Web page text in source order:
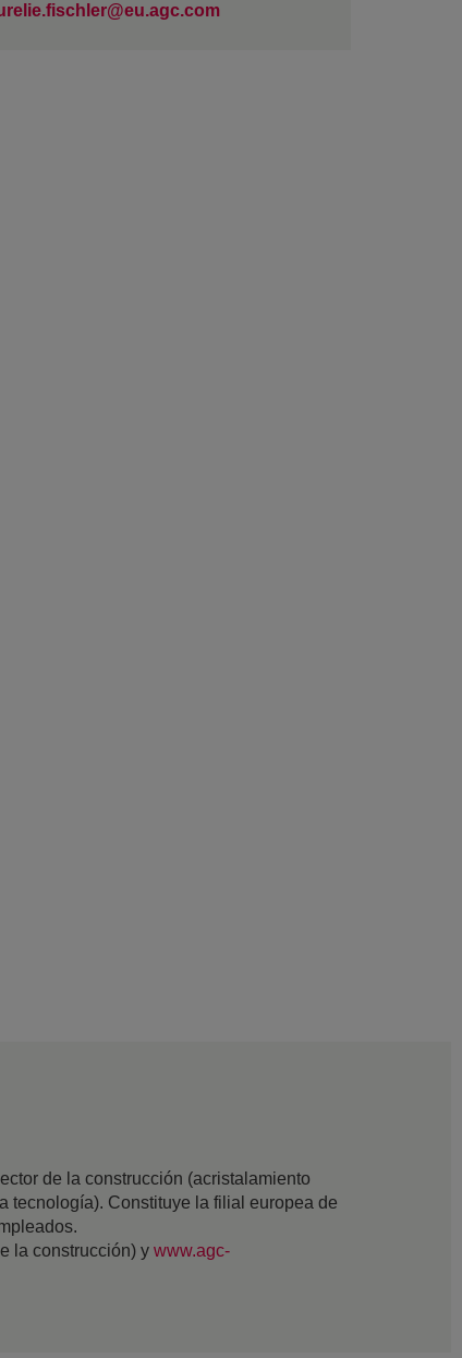
de la construcción (acristalamiento
tecnología). Constituye la filial europea de
la construcción) y www.agc-